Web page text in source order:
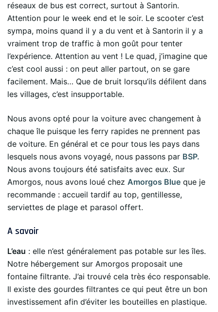
réseaux de bus est correct, surtout à Santorin.
Attention pour le week end et le soir. Le scooter c’est
sympa, moins quand il y a du vent et à Santorin il y a
vraiment trop de traffic à mon goût pour tenter
l’expérience. Attention au vent ! Le quad, j’imagine que
c’est cool aussi : on peut aller partout, on se gare
facilement. Mais… Que de bruit lorsqu’ils défilent dans
les villages, c’est insupportable.
Nous avons opté pour la voiture avec changement à
chaque île puisque les ferry rapides ne prennent pas
de voiture. En général et ce pour tous les pays dans
lesquels nous avons voyagé, nous passons par BSP.
Nous avons toujours été satisfaits avec eux. Sur
Amorgos, nous avons loué chez Amorgos Blue que je
recommande : accueil tardif au top, gentillesse,
serviettes de plage et parasol offert.
A savoir
L’eau : elle n’est généralement pas potable sur les îles.
Notre hébergement sur Amorgos proposait une
fontaine filtrante. J’ai trouvé cela très éco responsable.
Il existe des gourdes filtrantes ce qui peut être un bon
investissement afin d’éviter les bouteilles en plastique.